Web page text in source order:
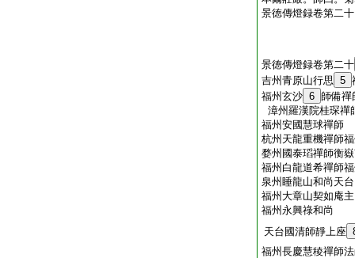
景徳傳燈録卷第二十
景徳傳燈録卷第二十
吉州青原山行思 5
福州玄沙 6 師備禪
漳州羅漢院桂琛禪
福州安國慧球禪師
杭州天龍重機禪師
婺州國泰瑫禪師衡
福州白龍道希禪師
泉州睡龍山和尚天
福州大章山契如庵主
福州永興祿和尚
天台國清師靜上座
福州長慶慧稜禪師